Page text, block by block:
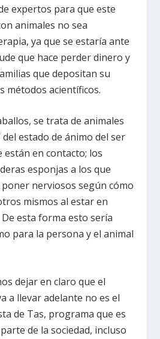
expertos para que este
animales no sea
ya que se estaría ante
que hace perder dinero y
que depositan su
métodos acientíficos.
se trata de animales
del estado de ánimo del ser
están en contacto; los
esponjas a los que
nerviosos según cómo
mismos al estar en
esta forma esto sería
para la persona y el animal
dejar en claro que el
a llevar adelante no es el
de Tas, programa que es
de la sociedad, incluso